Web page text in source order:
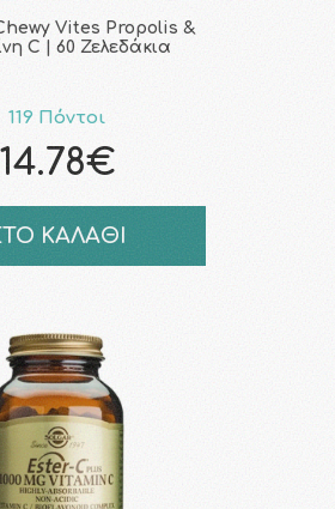
Vites Propolis &
C | 60 Ζελεδάκια
119 Πόντοι
14.78€
ΚΑΛΑΘΙ